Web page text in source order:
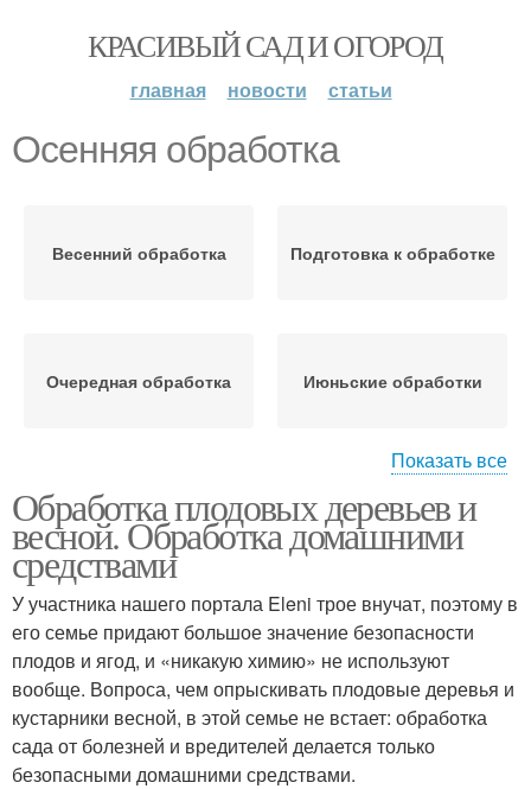
КРАСИВЫЙ САД И ОГОРОД
главная новости статьи
Осенняя обработка
Весенний обработка Подготовка к обработке
Очередная обработка Июньские обработки
Обработки от комаров Обработки для защиты
Препараты для
обработки
Весенняя обработка
Весенние обработки Обработки в саду
Показать все
Обработка плодовых деревьев и
весной. Обработка домашними
средствами
У участника нашего портала Eleni трое внучат, поэтому в
его семье придают большое значение безопасности
плодов и ягод, и «никакую химию» не используют
вообще. Вопроса, чем опрыскивать плодовые деревья и
кустарники весной, в этой семье не встает: обработка
сада от болезней и вредителей делается только
безопасными домашними средствами.